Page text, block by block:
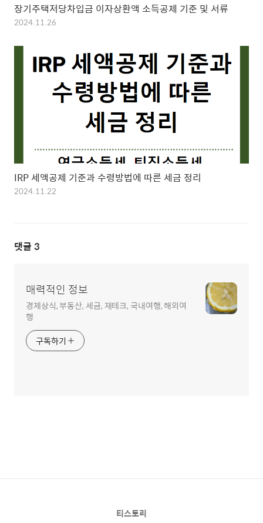
장기주택저당차입금 이자상환액 소득공제 기준 및 서류
2024.11.26
IRP 세액공제 기준과 수령방법에 따른 세금 정리
2024.11.22
댓글 3
매력적인 정보
경제상식, 부동산, 세금, 재테크, 국내여행, 해외여
행
구독하기
티스토리